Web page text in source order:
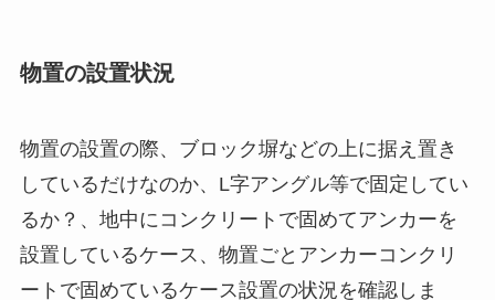
物置の設置状況
物置の設置の際、ブロック塀などの上に据え置き
しているだけなのか、L字アングル等で固定してい
るか？、地中にコンクリートで固めてアンカーを
設置しているケース、物置ごとアンカーコンクリ
ートで固めているケース設置の状況を確認しま